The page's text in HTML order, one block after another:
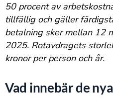
50 procent av
tillfällig och gäller
betalning sker mellan 12
2025. Rotavdragets
kronor per person och år.
Vad innebär de